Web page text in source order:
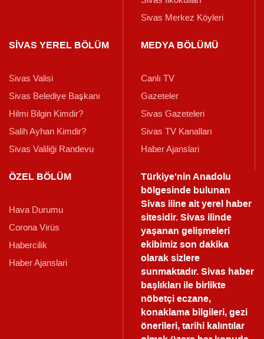
Sivas Merkez Köyleri
SİVAS YEREL BÖLÜM
Sivas Valisi
Sivas Belediye Başkanı
Hilmi Bilgin Kimdir?
Salih Ayhan Kimdir?
Sivas Valiliği Randevu
MEDYA BÖLÜMÜ
Canlı TV
Gazeteler
Sivas Gazeteleri
Sivas TV Kanalları
Haber Ajanslari
ÖZEL BÖLÜM
Hava Durumu
Corona Virüs
Habercilik
Haber Ajanslari
Türkiye'nin Anadolu
bölgesinde bulunan
Sivas iline ait yerel haber
sitesidir. Sivas ilinde
yaşanan gelişmeleri
ekibimiz son dakika
olarak sizlere
sunmaktadır.Sivas haber
başlıkları ile birlikte
nöbetçi eczane,
konaklama bilgileri, gezi
önerileri, tarihi kalıntılar